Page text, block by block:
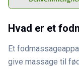
Hvad er et
Et
give massage til